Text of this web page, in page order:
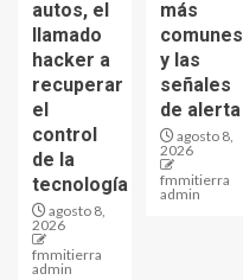
autos, el
llamado
hacker a
recuperar
el
control
de la
tecnología
agosto 8,
2026
fmmitierra
admin
más
comunes
y las
señales
de alerta
agosto 8,
2026
fmmitierra
admin